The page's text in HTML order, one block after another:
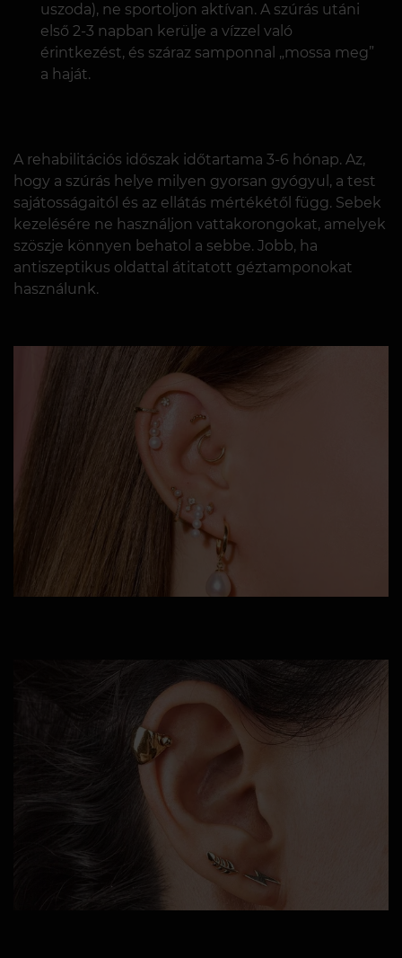
uszoda), ne sportoljon aktívan. A szúrás utáni
első 2-3 napban kerülje a vízzel való
érintkezést, és száraz samponnal „mossa meg”
a haját.
A rehabilitációs időszak időtartama 3-6 hónap. Az,
hogy a szúrás helye milyen gyorsan gyógyul, a test
sajátosságaitól és az ellátás mértékétől függ. Sebek
kezelésére ne használjon vattakorongokat, amelyek
szöszje könnyen behatol a sebbe. Jobb, ha
antiszeptikus oldattal átitatott géztamponokat
használunk.